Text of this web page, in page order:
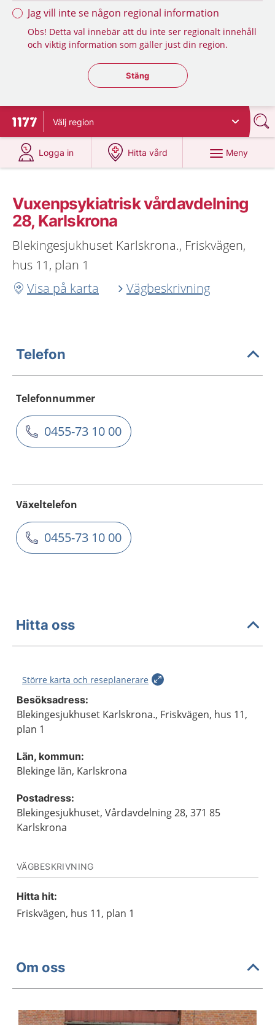
Jag vill inte se någon regional information
Obs! Detta val innebär att du inte ser regionalt innehåll
och viktig information som gäller just din region.
Stäng regionsväljaren
Stäng
Till startsidan för 1177
Välj region
Logga in
på 1177.se
Hitta vård
på 1177.se
Meny
Vuxenpsykiatrisk vårdavdelning
28, Karlskrona
Blekingesjukhuset Karlskrona., Friskvägen,
hus 11, plan 1
Visa på karta
Vägbeskrivning
Telefon
Telefonnummer
0455-73 10 00
Växeltelefon
0455-73 10 00
Hitta oss
Större karta och reseplanerare
Besöksadress:
Blekingesjukhuset Karlskrona., Friskvägen, hus 11,
plan 1
Län, kommun:
Blekinge län, Karlskrona
Postadress:
Blekingesjukhuset, Vårdavdelning 28, 371 85
Karlskrona
VÄGBESKRIVNING
Hitta hit:
Friskvägen, hus 11, plan 1
Om oss